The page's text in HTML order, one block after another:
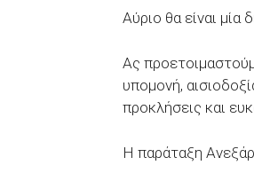
Αύριο θα είναι μία
Ας
υπομονή,
προκλήσεις και
Η παράταξη